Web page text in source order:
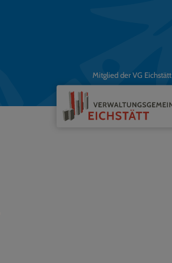
Mitglied der VG Eichstätt